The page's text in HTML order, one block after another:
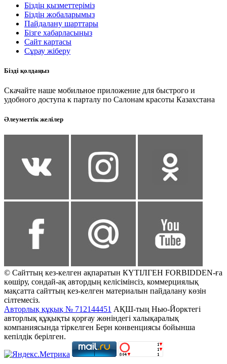
Біздің қызметтеріміз
Біздің жобаларымыз
Пайдалану шарттары
Бізге хабарласыңыз
Сайт картасы
Сұрау жіберу
Бізді қолдаңыз
Скачайте наше мобильное приложение для быстрого и
удобного доступа к парталу по Салонам красоты Казахстана
Әлеуметтік желілер
© Сайттың кез-келген ақпаратын КҮТІЛГЕН FORBIDDEN-ға
көшіру, сондай-ақ автордың келісімінсіз, коммерциялық
мақсатта сайттың кез-келген материалын пайдалану көзін
сілтемесіз.
Авторлық құқық № 712144451 АҚШ-тың Нью-Йорктегі
авторлық құқықты қорғау жөніндегі халықаралық
компаниясында тіркелген Берн конвенциясы бойынша
кепілдік берілген.